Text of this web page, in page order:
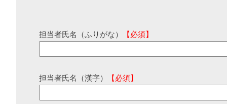
担当者氏名（ふりがな） 【必須】
担当者氏名（漢字） 【必須】